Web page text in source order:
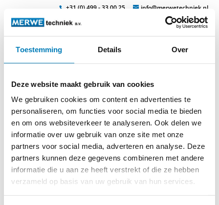
Toestemming Details Over
Deze website maakt gebruik van cookies
We gebruiken cookies om content en advertenties te
personaliseren, om functies voor social media te bieden
en om ons websiteverkeer te analyseren. Ook delen we
informatie over uw gebruik van onze site met onze
partners voor social media, adverteren en analyse. Deze
partners kunnen deze gegevens combineren met andere
informatie die u aan ze heeft verstrekt of die ze hebben
verzameld op basis van uw gebruik van hun services.
+31 (0) 499 - 33 00 25 info@merwetechniek.nl
Veelzijdig in elektrotechnische producten
phasenfestpunkt_2052
© 2026 MERWEtechniek B.V.- Disclaimer -Privacy Policy
Cookieverklaring- Verdere contact gegevens